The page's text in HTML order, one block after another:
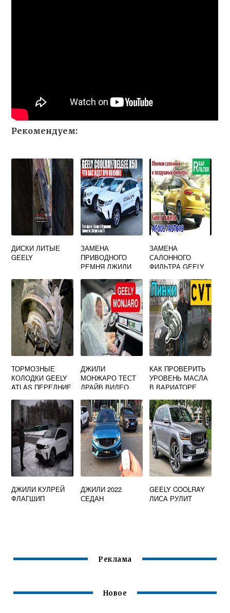
Рекомендуем:
ДИСКИ ЛИТЫЕ
GEELY
ЗАМЕНА
ПРИВОДНОГО
РЕМНЯ ДЖИЛИ
ЗАМЕНА
САЛОННОГО
ФИЛЬТРА GEELY
ТОРМОЗНЫЕ
КОЛОДКИ GEELY
ATLAS ПЕРЕДНИЕ
ДЖИЛИ
МОНЖАРО ТЕСТ
ДРАЙВ ВИДЕО
КАК ПРОВЕРИТЬ
УРОВЕНЬ МАСЛА
В ВАРИАТОРЕ
ЕС7
ДЖИЛИ КУЛРЕЙ
ФЛАГШИП
ДЖИЛИ 2022
СЕДАН
GEELY COOLRAY
ЛИСА РУЛИТ
Реклама
Новое